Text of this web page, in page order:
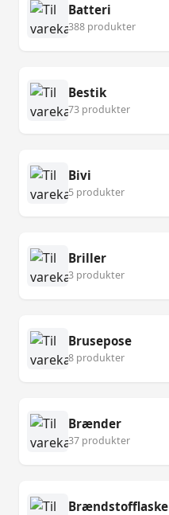
Batteri
388 produkter
Bestik
73 produkter
Bivi
5 produkter
Briller
3 produkter
Brusepose
8 produkter
Brænder
37 produkter
Brændstofflaske